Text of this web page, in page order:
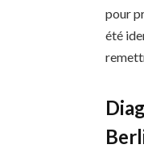
pour
été